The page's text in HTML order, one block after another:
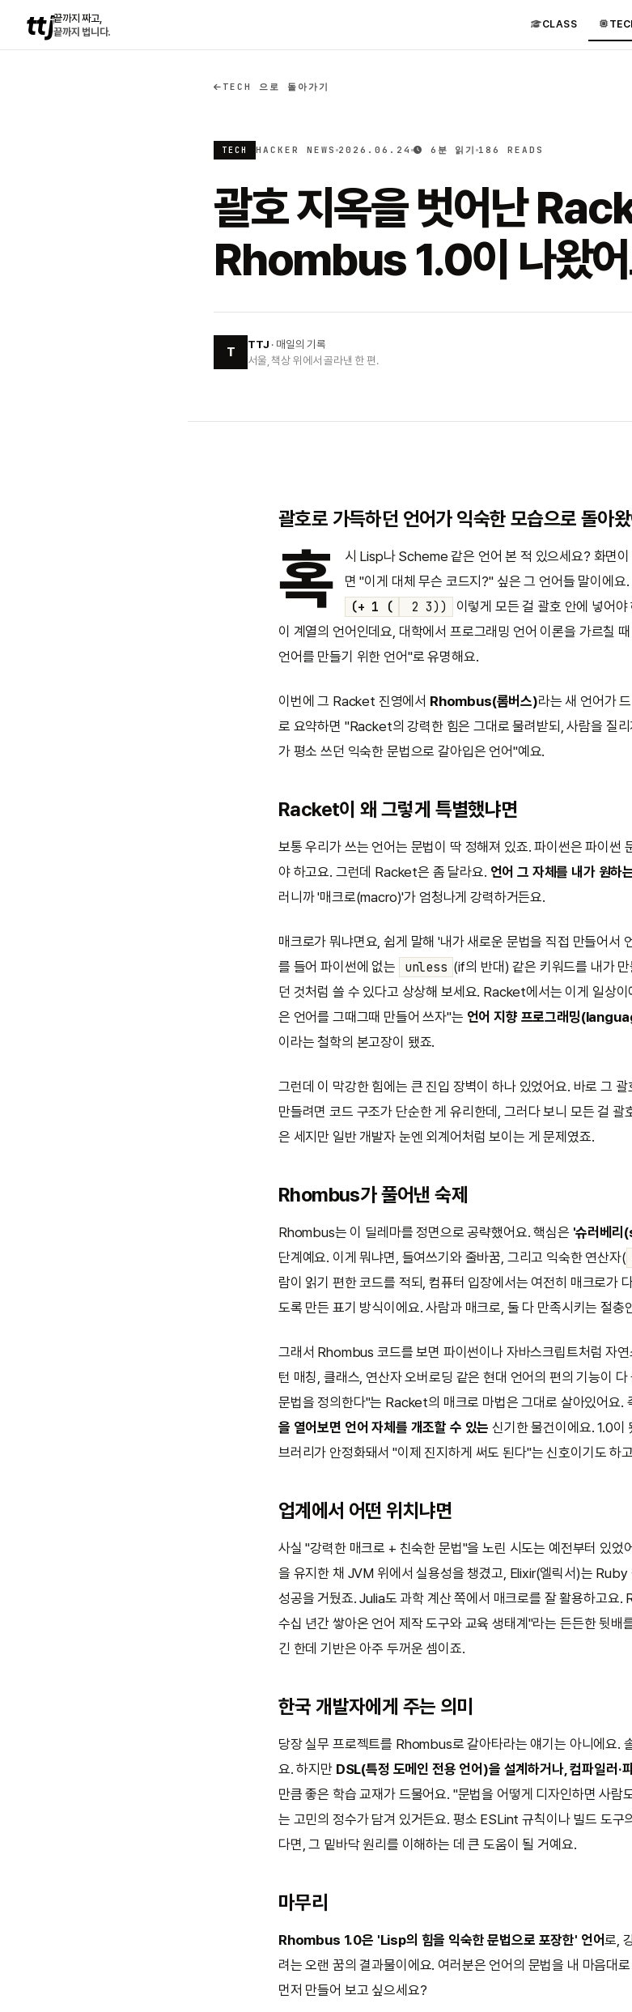
ttj끝까지 짜고,
끝까지 법니다.
CLASS
TECH 으로 돌아가기
TECH HACKER NEWS 2026.06.24 6분 읽기 186 READS
괄호 지옥을 벗어난
Rhombus 1.0이 나왔
T
TTJ · 매일의 기록
서울, 책상 위에서 골라낸 한 편.
괄호로 가득하던 언어가 익숙한 모습으로 돌아
혹
시 Lisp나 Scheme 같은 언어 본 적 있으세요? 화면
면 "이게 대체 무슨 코드지?" 싶은 그 언어들 말이에요.
(+ 1 ( 2 3))
이렇게 모든 걸 괄호 안에 넣어
이 계열의 언어인데요, 대학에서 프로그래밍 언어 이론을 가르칠
언어를 만들기 위한 언어"로 유명해요.
이번에 그 Racket 진영에서 Rhombus(롬버스)라는 새 언어가
로 요약하면 "Racket의 강력한 힘은 그대로 물려받되, 사람을 질
가 평소 쓰던 익숙한 문법으로 갈아입은 언어"예요.
Racket이 왜 그렇게 특별했냐면
보통 우리가 쓰는 언어는 문법이 딱 정해져 있죠. 파이썬은 파이썬
야 하고요. 그런데 Racket은 좀 달라요. 언어 그 자체를 내가 원하
러니까 '매크로(macro)'가 엄청나게 강력하거든요.
매크로가 뭐냐면요, 쉽게 말해 '내가 새로운 문법을 직접 만들어서
를 들어 파이썬에 없는
unless (if의 반대) 같은 키워드를 내가
던 것처럼 쓸 수 있다고 상상해 보세요. Racket에서는 이게 일상
은 언어를 그때그때 만들어 쓰자"는 언어 지향 프로그래밍
이라는 철학의 본고장이 됐죠.
그런데 이 막강한 힘에는 큰 진입 장벽이 하나 있었어요. 바로 그 괄
만들려면 코드 구조가 단순한 게 유리한데, 그러다 보니 모든 걸 괄
은 세지만 일반 개발자 눈엔 외계어처럼 보이는 게 문제였죠.
Rhombus가 풀어낸 숙제
Rhombus는 이 딜레마를 정면으로 공략했어요. 핵심은 '슈러베
단계예요. 이게 뭐냐면, 들여쓰기와 줄바꿈, 그리고 익숙한 연산자(
람이 읽기 편한 코드를 적되, 컴퓨터 입장에서는 여전히 매크로가
도록 만든 표기 방식이에요. 사람과 매크로, 둘 다 만족시키는 절충
그래서 Rhombus 코드를 보면 파이썬이나 자바스크립트처럼 자
턴 매칭, 클래스, 연산자 오버로딩 같은 현대 언어의 편의 기능이
문법을 정의한다"는 Racket의 매크로 마법은 그대로 살아있어요.
을 열어보면 언어 자체를 개조할 수 있는 신기한 물건이에요. 1.0이
브러리가 안정화돼서 "이제 진지하게 써도 된다"는 신호이기도 하
업계에서 어떤 위치냐면
사실 "강력한 매크로 + 친숙한 문법"을 노린 시도는 예전부터 있
을 유지한 채 JVM 위에서 실용성을 챙겼고, Elixir(엘릭서)는 Ruby
성공을 거뒀죠. Julia도 과학 계산 쪽에서 매크로를 잘 활용하고요
수십 년간 쌓아온 언어 제작 도구와 교육 생태계"라는 든든한 뒷배
긴 한데 기반은 아주 두꺼운 셈이죠.
한국 개발자에게 주는 의미
당장 실무 프로젝트를 Rhombus로 갈아타라는 얘기는 아니에요.
요. 하지만 DSL(특정 도메인 전용 언어)을 설계하거나, 컴파일러·
만큼 좋은 학습 교재가 드물어요. "문법을 어떻게 디자인하면 사람
는 고민의 정수가 담겨 있거든요. 평소 ESLint 규칙이나 빌드 도구
다면, 그 밑바닥 원리를 이해하는 데 큰 도움이 될 거예요.
마무리
Rhombus 1.0은 'Lisp의 힘을 익숙한 문법으로 포장한' 언어로,
려는 오랜 꿈의 결과물이에요. 여러분은 언어의 문법을 내 마음대
먼저 만들어 보고 싶으세요?